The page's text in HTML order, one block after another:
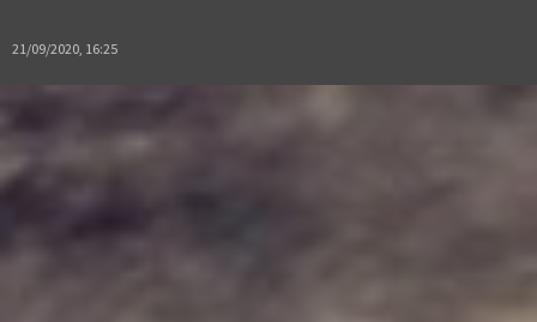
21/09/2020, 16:25